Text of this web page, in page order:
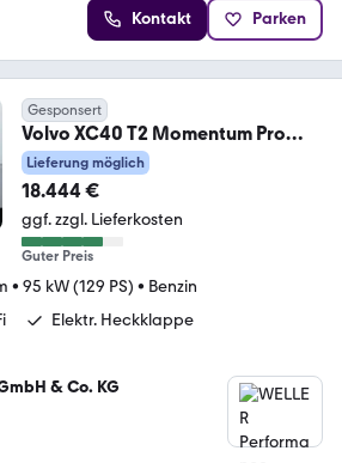
Kontakt Parken
Gesponsert
Volvo XC40 T2 Momentum Pro
*LED*19Zoll*ACC*CAM*SHZ*PDC
Lieferung möglich
18.444 €
ggf. zzgl. Lieferkosten
Guter Preis
• 95 kW (129 PS) • Benzin
Elektr. Heckklappe
& Co. KG